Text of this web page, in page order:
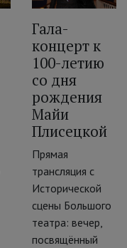
Гала-
концерт к
100-летию
со дня
рождения
Майи
Плисецкой
Прямая
трансляция с
Исторической
сцены Большого
театра: вечер,
посвящённый